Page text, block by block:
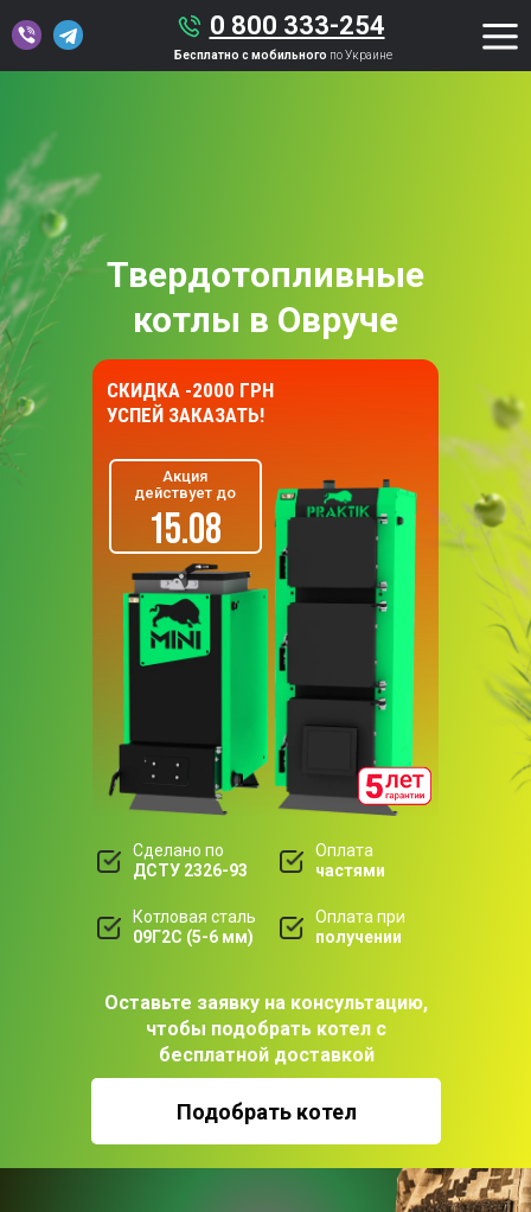
0 800 333-254
Бесплатно с мобильного по Украине
Твердотопливные
котлы в Овруче
Оставьте заявку на консультацию,
чтобы подобрать котел с
бесплатной доставкой
Подобрать котел
Сделано по
ДСТУ 2326-93
Котловая сталь
09Г2С (5-6 мм)
Оплата при
получении
Оплата
частями
15.08
Акция
действует до
СКИДКА -2000 ГРН
УСПЕЙ ЗАКАЗАТЬ!